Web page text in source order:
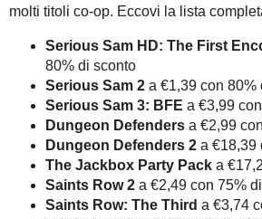
molti titoli co-op. Eccovi la lista
Serious Sam HD: The First
80% di sconto
Serious Sam 2 a €1,39 con 80%
Serious Sam 3: BFE a €3,99
Dungeon Defenders a €2,99
Dungeon Defenders 2 a €18,39
The Jackbox Party Pack a
Saints Row 2 a €2,49 con 75%
Saints Row: The Third a €3,74